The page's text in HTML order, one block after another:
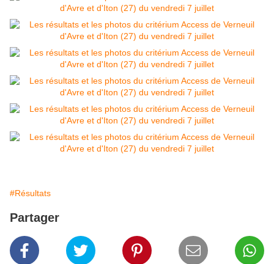
#Résultats
Partager